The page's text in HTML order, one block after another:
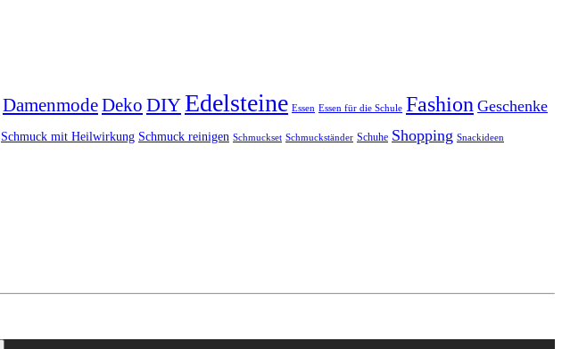
DamenmodeDeko DIYEdelsteine Essen Essen für die Schule Fashion Geschenke
Schmuck mit Heilwirkung Schmuck reinigen Schmuckset Schmuckständer Schuhe Shopping Snackideen